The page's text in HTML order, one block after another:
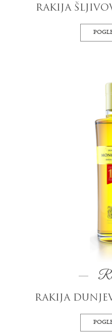
RAKIJA
RAKIJA